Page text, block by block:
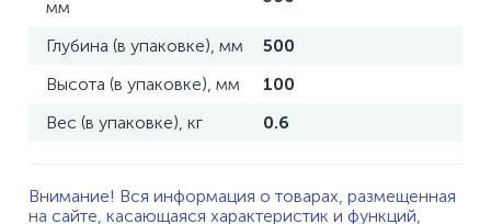
мм
Глубина (в упаковке), мм
500
Высота (в упаковке), мм
100
Вес (в упаковке), кг
0.6
Внимание! Вся информация о товарах, размещенная
на сайте, касающаяся характеристик и функций,